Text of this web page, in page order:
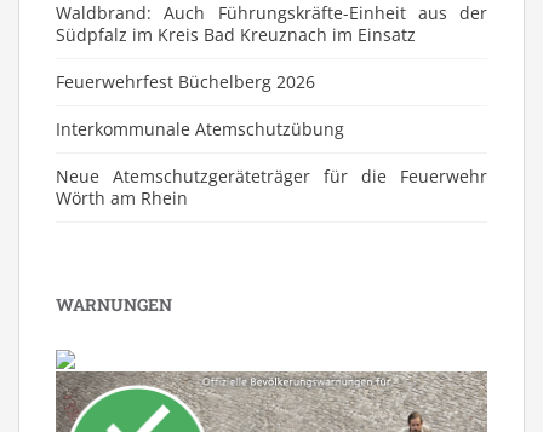
Waldbrand: Auch Führungskräfte-Einheit aus der
Südpfalz im Kreis Bad Kreuznach im Einsatz
Feuerwehrfest Büchelberg 2026
⁠Interkommunale Atemschutzübung
Neue Atemschutzgeräteträger für die Feuerwehr
Wörth am Rhein
WARNUNGEN